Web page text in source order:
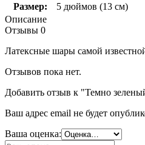
Размер:
5 дюймов (13 см)
Описание
Отзывы 0
Латексные шары самой
Отзывов пока нет.
Добавить отзыв к "Темно
Ваш адрес email не будет
Ваша оценка: